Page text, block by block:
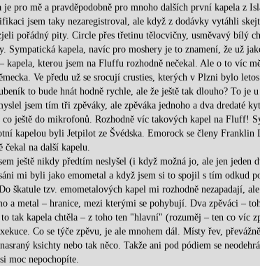
je pro mě a pravděpodobně pro mnoho dalších první kapela z
jsem taky nezaregistroval, ale když z dodávky vytáhli
pořádný pity. Circle přes třetinu tělocvičny, usměvavý bílý
Sympatická kapela, navíc pro moshery je to znamení, že už
kapela, kterou jsem na Fluffu rozhodně nečekal. Ale o to víc
Ve předu už se srocují crusties, kterých v Plzni bylo
to bude hnát hodně rychle, ale že ještě tak dlouho? To
jsem tím tři zpěváky, ale zpěváka jednoho a dva dredaté
co ještě do mikrofonů. Rozhodně víc takových kapel na Fluff!
kapelou byli Jetpilot ze Švédska. Emorock se členy
čekal na další kapelu.
ještě nikdy předtím neslyšel (i když možná jo, ale jen jeden
mi byli jako emometal a když jsem si to spojil s tím odkud
škatule tzv. emometalových kapel mi rozhodně nezapadají,
a metal – hranice, mezi kterými se pohybují. Dva zpěváci –
to tak kapela chtěla – z toho ten "hlavní" (rozuměj – ten co víc
Co se týče zpěvu, je ale mnohem dál. Místy řev,
ksichty nebo tak něco. Takže ani pod pódiem se
moc nepochopíte.